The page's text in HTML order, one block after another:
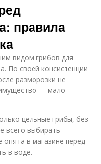
правила
видом грибов для
По своей консистенции
разморозки не
— мало
цельные грибы, без
всего выбирать
в магазине перед
в воде.